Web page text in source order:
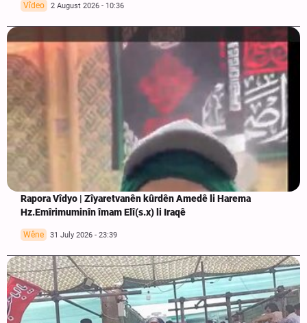
Vîdeo 2 August 2026 - 10:36
Rapora Vîdyo | Zîyaretvanên kûrdên Amedê li Harema
Hz.Emîrimuminîn îmam Elî(s.x) li Iraqê
Wêne 31 July 2026 - 23:39